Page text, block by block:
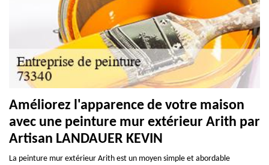
Améliorez l'apparence de votre maison
avec une peinture mur extérieur Arith par
Artisan LANDAUER KEVIN
La peinture mur extérieur Arith est un moyen simple et abordable